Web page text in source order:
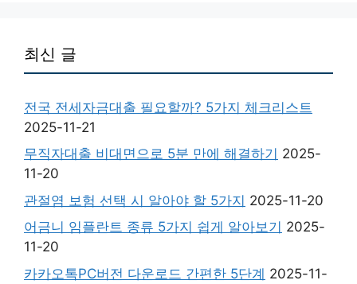
최신 글
전국 전세자금대출 필요할까? 5가지 체크리스트
2025-11-21
무직자대출 비대면으로 5분 만에 해결하기 2025-
11-20
관절염 보험 선택 시 알아야 할 5가지 2025-11-20
어금니 임플란트 종류 5가지 쉽게 알아보기 2025-
11-20
카카오톡PC버전 다운로드 간편한 5단계 2025-11-